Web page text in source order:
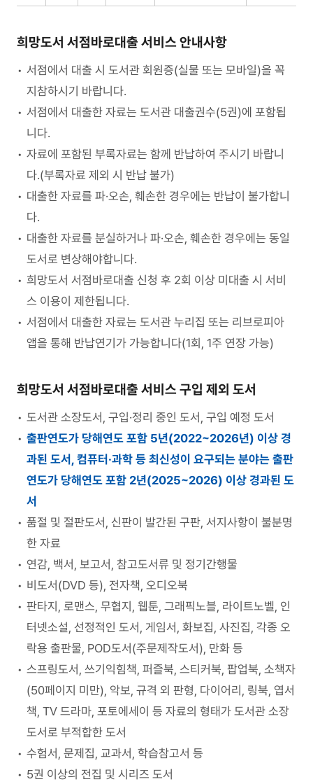
희망도서 서점바로대출 서비스 안내사항
서점에서 대출 시 도서관 회원증(실물 또는 모바일)을 꼭
지참하시기 바랍니다.
서점에서 대출한 자료는 도서관 대출권수(5권)에 포함됩
니다.
자료에 포함된 부록자료는 함께 반납하여 주시기 바랍니
다.(부록자료 제외 시 반납 불가)
대출한 자료를 파·오손, 훼손한 경우에는 반납이 불가합니
다.
대출한 자료를 분실하거나 파·오손, 훼손한 경우에는 동일
도서로 변상해야합니다.
희망도서 서점바로대출 신청 후 2회 이상 미대출 시 서비
스 이용이 제한됩니다.
서점에서 대출한 자료는 도서관 누리집 또는 리브로피아
앱을 통해 반납연기가 가능합니다(1회, 1주 연장 가능)
희망도서 서점바로대출 서비스 구입 제외 도서
도서관 소장도서, 구입·정리 중인 도서, 구입 예정 도서
출판연도가 당해연도 포함 5년(2022~2026년) 이상 경
과된 도서, 컴퓨터·과학 등 최신성이 요구되는 분야는 출판
연도가 당해연도 포함 2년(2025~2026) 이상 경과된 도
서
품절 및 절판도서, 신판이 발간된 구판, 서지사항이 불분명
한 자료
연감, 백서, 보고서, 참고도서류 및 정기간행물
비도서(DVD 등), 전자책, 오디오북
판타지, 로맨스, 무협지, 웹툰, 그래픽노블, 라이트노벨, 인
터넷소설, 선정적인 도서, 게임서, 화보집, 사진집, 각종 오
락용 출판물, POD도서(주문제작도서), 만화 등
스프링도서, 쓰기익힘책, 퍼즐북, 스티커북, 팝업북, 소책자
(50페이지 미만), 악보, 규격 외 판형, 다이어리, 링북, 엽서
책, TV 드라마, 포토에세이 등 자료의 형태가 도서관 소장
도서로 부적합한 도서
수험서, 문제집, 교과서, 학습참고서 등
5권 이상의 전집 및 시리즈 도서